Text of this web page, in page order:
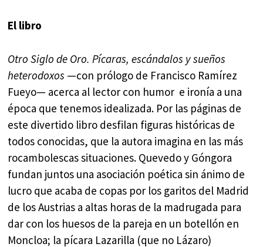
El libro
Otro Siglo de Oro. Pícaras, escándalos y sueños
heterodoxos —con prólogo de Francisco Ramírez
Fueyo— acerca al lector con humor e ironía a una
época que tenemos idealizada. Por las páginas de
este divertido libro desfilan figuras históricas de
todos conocidas, que la autora imagina en las más
rocambolescas situaciones. Quevedo y Góngora
fundan juntos una asociación poética sin ánimo de
lucro que acaba de copas por los garitos del Madrid
de los Austrias a altas horas de la madrugada para
dar con los huesos de la pareja en un botellón en
Moncloa; la pícara Lazarilla (que no Lázaro)